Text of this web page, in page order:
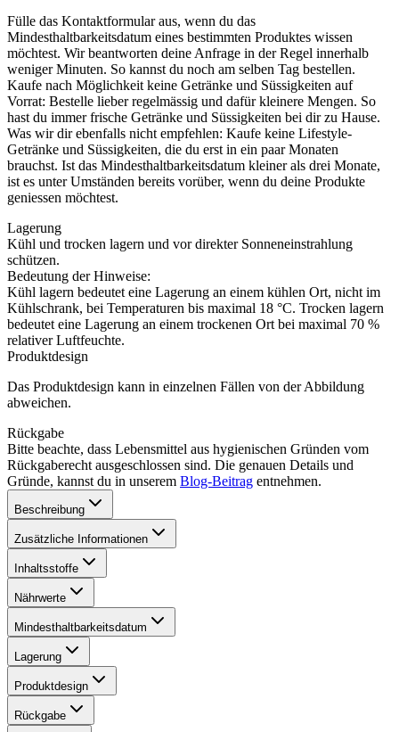
Fülle das Kontaktformular aus, wenn du das
Mindesthaltbarkeitsdatum eines bestimmten Produktes wissen
möchtest. Wir beantworten deine Anfrage in der Regel innerhalb
weniger Minuten. So kannst du noch am selben Tag bestellen.
Kaufe nach Möglichkeit keine Getränke und Süssigkeiten auf
Vorrat: Bestelle lieber regelmässig und dafür kleinere Mengen. So
hast du immer frische Getränke und Süssigkeiten bei dir zu Hause.
Was wir dir ebenfalls nicht empfehlen: Kaufe keine Lifestyle-
Getränke und Süssigkeiten, die du erst in ein paar Monaten
brauchst. Ist das Mindesthaltbarkeitsdatum kleiner als drei Monate,
ist es unter Umständen bereits vorüber, wenn du deine Produkte
geniessen möchtest.
Lagerung
Kühl und trocken lagern und vor direkter Sonneneinstrahlung
schützen.
Bedeutung der Hinweise:
Kühl lagern bedeutet eine Lagerung an einem kühlen Ort, nicht im
Kühlschrank, bei Temperaturen bis maximal 18 °C. Trocken lagern
bedeutet eine Lagerung an einem trockenen Ort bei maximal 70 %
relativer Luftfeuchte.
Produktdesign
Das Produktdesign kann in einzelnen Fällen von der Abbildung
abweichen.
Rückgabe
Bitte beachte, dass Lebensmittel aus hygienischen Gründen vom
Rückgaberecht ausgeschlossen sind. Die genauen Details und
Gründe, kannst du in unserem Blog-Beitrag entnehmen.
Beschreibung
Zusätzliche Informationen
Inhaltsstoffe
Nährwerte
Mindesthaltbarkeitsdatum
Lagerung
Produktdesign
Rückgabe